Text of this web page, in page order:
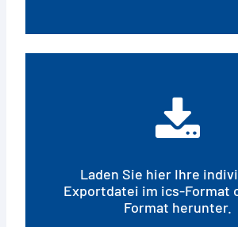
Laden Sie hier Ihre
Exportdatei im ics-Format
Format herunter.